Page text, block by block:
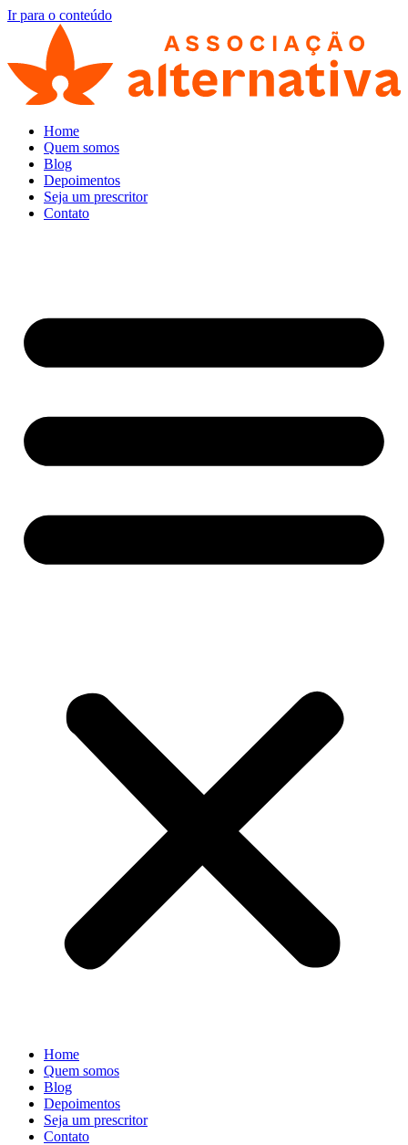
Ir para o conteúdo
Home
Quem somos
Blog
Depoimentos
Seja um prescritor
Contato
Home
Quem somos
Blog
Depoimentos
Seja um prescritor
Contato